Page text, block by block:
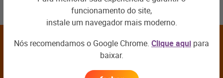
Próxima
seção
funcionamento do site,
instale um navegador mais moderno.
Nós recomendamos o Google Chrome. Clique aqui para
baixar.